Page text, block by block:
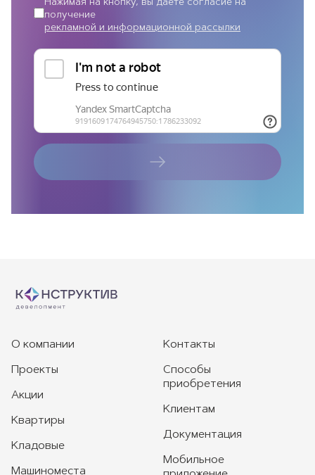
О компании
Проекты
Акции
Квартиры
Кладовые
Машиноместа
Контакты
Способы
приобретения
Клиентам
Документация
Мобильное